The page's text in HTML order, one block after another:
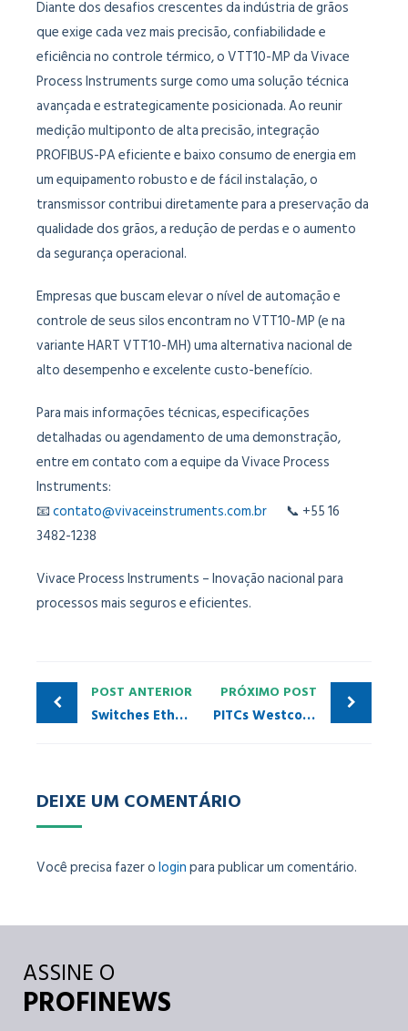
Diante dos desafios crescentes da indústria de grãos
que exige cada vez mais precisão, confiabilidade e
eficiência no controle térmico, o VTT10-MP da Vivace
Process Instruments surge como uma solução técnica
avançada e estrategicamente posicionada. Ao reunir
medição multiponto de alta precisão, integração
PROFIBUS-PA eficiente e baixo consumo de energia em
um equipamento robusto e de fácil instalação, o
transmissor contribui diretamente para a preservação da
qualidade dos grãos, a redução de perdas e o aumento
da segurança operacional.
Empresas que buscam elevar o nível de automação e
controle de seus silos encontram no VTT10-MP (e na
variante HART VTT10-MH) uma alternativa nacional de
alto desempenho e excelente custo-benefício.
Para mais informações técnicas, especificações
detalhadas ou agendamento de uma demonstração,
entre em contato com a equipe da Vivace Process
Instruments:
📧contato@vivaceinstruments.com.br 📞 +55 16
3482-1238
Vivace Process Instruments – Inovação nacional para
processos mais seguros e eficientes.
POST ANTERIOR
Switches Ethernet-APL elevando topologias legadas à era digital em poucos passos
PRÓXIMO POST
PITCs Westcon e Inatel ampliam treinamentos em PROFINET
DEIXE UM COMENTÁRIO
Você precisa fazer ologinpara publicar um comentário.
ASSINE O
PROFINEWS